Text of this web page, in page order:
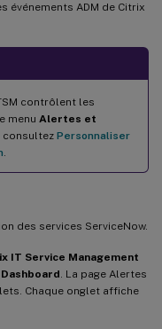
ADM de Citrix
contrôlent les
menu Alertes et
consultez Personnaliser
.
des services ServiceNow.
IT Service Management
. La page Alertes
Chaque onglet affiche